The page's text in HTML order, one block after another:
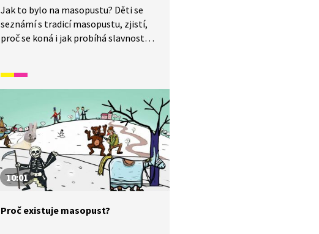
Jak to bylo na masopustu? Děti se
seznámí s tradicí masopustu, zjistí,
proč se koná i jak probíhá slavnostní
odehrávající se v průběhu
předkové žili na vsi skromné, ale
veselé životy v souladu s přírodou.
Video inspirované lidovými zvyky
a písněmi navazuje na poetiku
klasických Trnkových filmů. Pohádka
je vhodná také jako doplňkový
materiál k výuce češtiny pro cizince.
10:01
Proč existuje masopust?